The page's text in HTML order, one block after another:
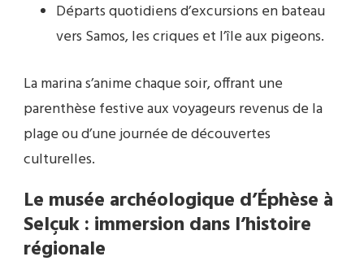
Départs quotidiens d’excursions en bateau
vers Samos, les criques et l’île aux pigeons.
La marina s’anime chaque soir, offrant une
parenthèse festive aux voyageurs revenus de la
plage ou d’une journée de découvertes
culturelles.
Le musée archéologique d’Éphèse à
Selçuk : immersion dans l’histoire
régionale